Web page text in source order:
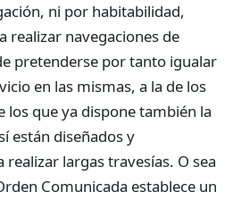
ni por habitabilidad,
realizar navegaciones de
pretenderse por tanto igualar
en las mismas, a la de los
los que ya dispone también la
están diseñados y
largas travesías. O sea
Comunicada establece un